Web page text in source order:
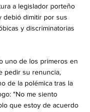
a legislador porteño
debió dimitir por sus
y discriminatorias
uno de los primeros en
pedir su renuncia,
de la polémica tras la
"No me siento
que estoy de acuerdo